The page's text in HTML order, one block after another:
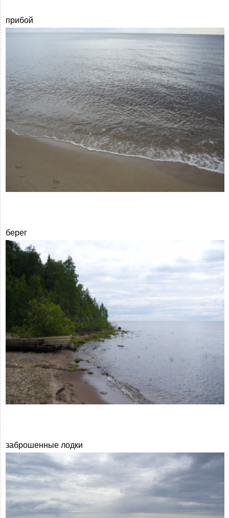
прибой
берег
заброшенные лодки